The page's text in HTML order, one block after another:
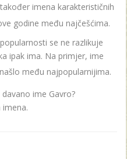
imena karakterističnih
godine među najčešćima.
se ne razlikuje
ipak ima. Na primjer, ime
među najpopularnijima.
ime Gavro?